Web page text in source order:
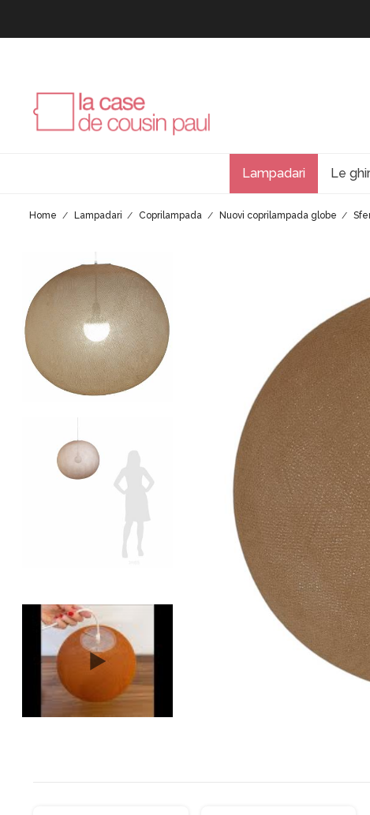
Lampadari Le
Home Lampadari Coprilampada Nuovi coprilampada globe